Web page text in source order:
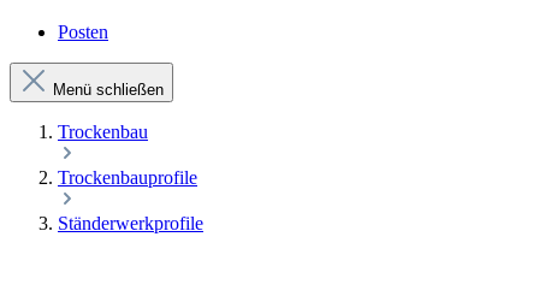
Posten
Menü schließen
Trockenbau
Trockenbauprofile
Ständerwerkprofile